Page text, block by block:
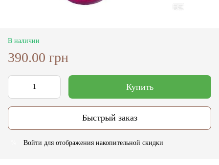
В наличии
390.00 грн
Купить
Быстрый заказ
Войти для отображения накопительной скидки